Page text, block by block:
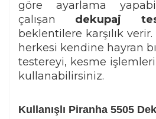
göre ayarlama
çalışan
dekupaj
beklentilere karşılık
herkesi kendine hayran
testereyi, kesme
kullanabilirsiniz.
Kullanışlı Piranha 5505